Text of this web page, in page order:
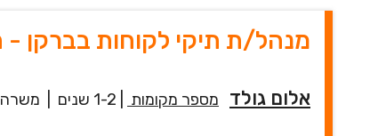
מנהל/ת תיקי לקוחות בברקן -
אלום גולד מספר מקומות 1-2 שנים